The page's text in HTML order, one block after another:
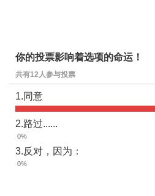
你的投票影响着选项的命运！
共有12人参与投票
1.同意
2.路过......
3.反对，因为：